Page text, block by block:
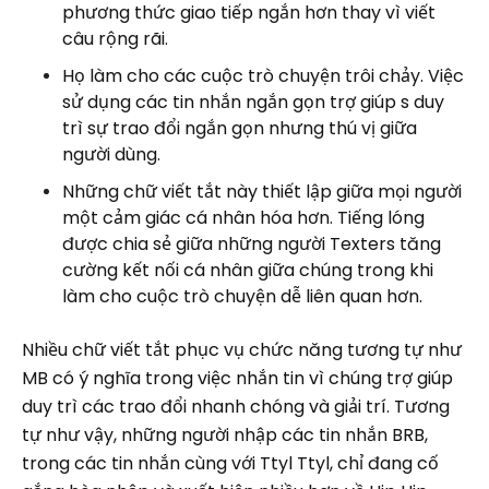
phương thức giao tiếp ngắn hơn thay vì viết
câu rộng rãi.
Họ làm cho các cuộc trò chuyện trôi chảy. Việc
sử dụng các tin nhắn ngắn gọn trợ giúp s duy
trì sự trao đổi ngắn gọn nhưng thú vị giữa
người dùng.
Những chữ viết tắt này thiết lập giữa mọi người
một cảm giác cá nhân hóa hơn. Tiếng lóng
được chia sẻ giữa những người Texters tăng
cường kết nối cá nhân giữa chúng trong khi
làm cho cuộc trò chuyện dễ liên quan hơn.
Nhiều chữ viết tắt phục vụ chức năng tương tự như
MB có ý nghĩa trong việc nhắn tin vì chúng trợ giúp
duy trì các trao đổi nhanh chóng và giải trí. Tương
tự như vậy, những người nhập các tin nhắn BRB,
trong các tin nhắn cùng với Ttyl Ttyl, chỉ đang cố